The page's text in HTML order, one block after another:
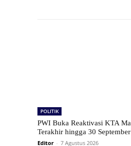
POLITIK
PWI Buka Reaktivasi KTA
Terakhir hingga 30
Editor - 7 Agustus 2026